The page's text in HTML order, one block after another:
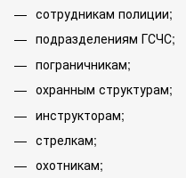
сотрудникам полиции;
подразделениям ГСЧС;
пограничникам;
охранным структурам;
инструкторам;
стрелкам;
охотникам;